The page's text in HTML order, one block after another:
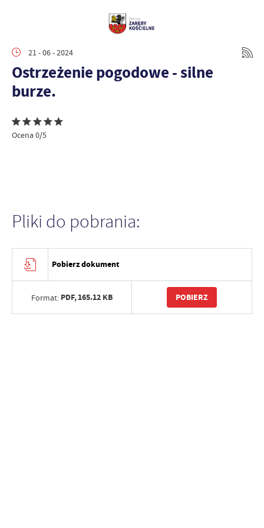
21 - 06 - 2024
Ostrzeżenie pogodowe - silne
burze.
Ocena 0/5
Pliki do pobrania:
Pobierz dokument
Format: PDF,165.12 KB POBIERZ